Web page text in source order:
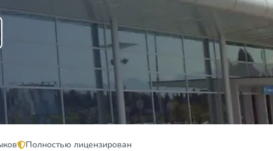
Полностью лицензирован